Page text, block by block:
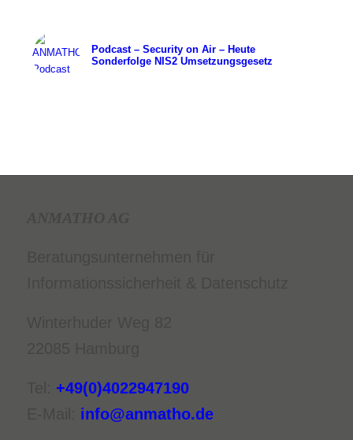
Podcast – Security on Air – Heute
Sonderfolge NIS2 Umsetzungsgesetz
+49(0)4022947190
info@anmatho.de